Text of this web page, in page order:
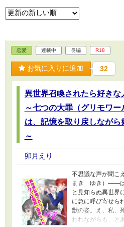
恋愛 連載中 長編 R18
お気に入りに追加 32
異世界召喚されたら好きな
～七つの大罪（グリモワ
は、記憶を取り戻しながら
～
卯月えり
不思議な声が聞こ
まき ゆき）――は
と見知らぬ異世界
に急に呼び寄せら
獣の姿。え、私、
われながらも、と